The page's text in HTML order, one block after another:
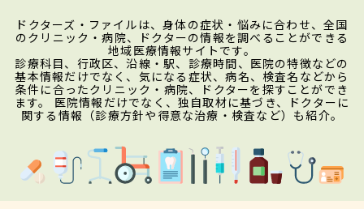
ドクターズ・ファイルは、身体の症状・悩みに合わせ、全国
のクリニック・病院、ドクターの情報を調べることができる
地域医療情報サイトです。
診療科目、行政区、沿線・駅、診療時間、医院の特徴などの
基本情報だけでなく、気になる症状、病名、検査名などから
条件に合ったクリニック・病院、ドクターを探すことができ
ます。 医院情報だけでなく、独自取材に基づき、ドクターに
関する情報（診療方針や得意な治療・検査など）も紹介。